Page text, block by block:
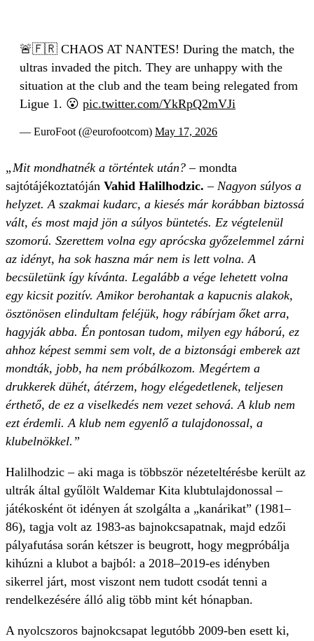
🚨🇫🇷 CHAOS AT NANTES! During the match, the
ultras invaded the pitch. They are unhappy with the
situation at the club and the team being relegated from
Ligue 1. 😮 pic.twitter.com/YkRpQ2mVJi
— EuroFoot (@eurofootcom) May 17, 2026
„Mit mondhatnék a történtek után? – mondta
sajtótájékoztatóján Vahid Halilhodzic. – Nagyon súlyos a
helyzet. A szakmai kudarc, a kiesés már korábban biztossá
vált, és most majd jön a súlyos büntetés. Ez végtelenül
szomorú. Szerettem volna egy aprócska győzelemmel zárni
az idényt, ha sok haszna már nem is lett volna. A
becsületünk így kívánta. Legalább a vége lehetett volna
egy kicsit pozitív. Amikor berohantak a kapucnis alakok,
ösztönösen elindultam feléjük, hogy rábírjam őket arra,
hagyják abba. Én pontosan tudom, milyen egy háború, ez
ahhoz képest semmi sem volt, de a biztonsági emberek azt
mondták, jobb, ha nem próbálkozom. Megértem a
drukkerek dühét, átérzem, hogy elégedetlenek, teljesen
érthető, de ez a viselkedés nem vezet sehová. A klub nem
ezt érdemli. A klub nem egyenlő a tulajdonossal, a
klubelnökkel.”
Halilhodzic – aki maga is többször nézeteltérésbe került az
ultrák által gyűlölt Waldemar Kita klubtulajdonossal –
játékosként öt idényen át szolgálta a „kanárikat” (1981–
86), tagja volt az 1983-as bajnokcsapatnak, majd edzői
pályafutása során kétszer is beugrott, hogy megpróbálja
kihúzni a klubot a bajból: a 2018–2019-es idényben
sikerrel járt, most viszont nem tudott csodát tenni a
rendelkezésére álló alig több mint két hónapban.
A nyolcszoros bajnokcsapat legutóbb 2009-ben esett ki,